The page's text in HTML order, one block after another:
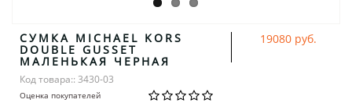
СУМКА MICHAEL KORS
DOUBLE GUSSET
МАЛЕНЬКАЯ ЧЕРНАЯ
Код товара:: 3430-03
Оценка покупателей
19080 руб.